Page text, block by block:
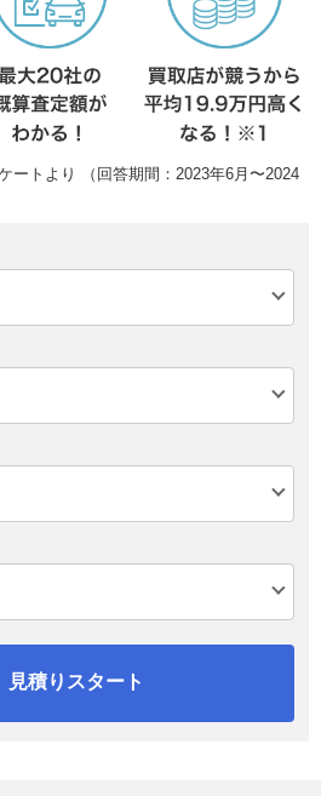
ートより （回答期間：2023年6月〜2024
見積りスタート